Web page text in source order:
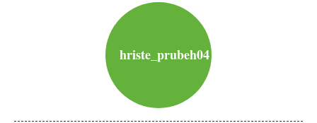
hriste_prubeh04